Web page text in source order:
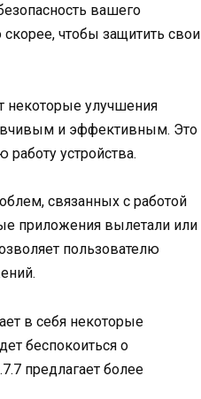
вашего
чтобы защитить свои
некоторые улучшения
и эффективным. Это
устройства.
связанных с работой
приложения вылетали или
пользователю
в себя некоторые
беспокоиться о
предлагает более